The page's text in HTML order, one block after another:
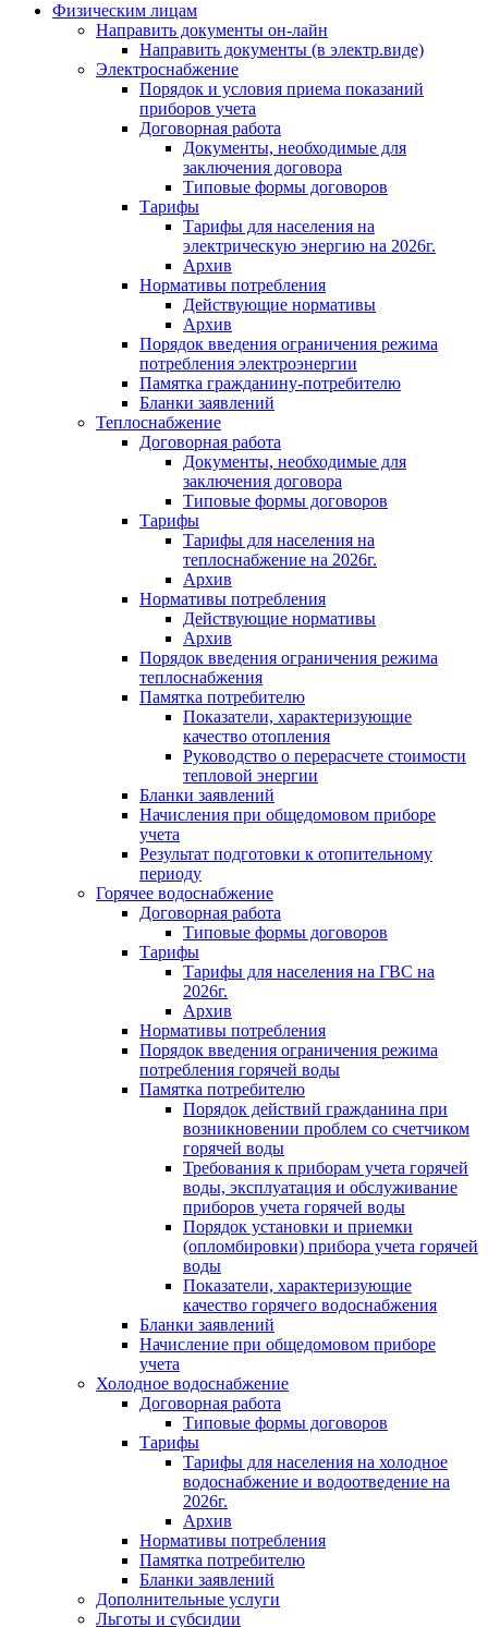
Физическим лицам
Направить документы он-лайн
Направить документы (в электр.виде)
Электроснабжение
Порядок и условия приема показаний
приборов учета
Договорная работа
Документы, необходимые для
заключения договора
Типовые формы договоров
Тарифы
Тарифы для населения на
электрическую энергию на 2026г.
Архив
Нормативы потребления
Действующие нормативы
Архив
Порядок введения ограничения режима
потребления электроэнергии
Памятка гражданину-потребителю
Бланки заявлений
Теплоснабжение
Договорная работа
Документы, необходимые для
заключения договора
Типовые формы договоров
Тарифы
Тарифы для населения на
теплоснабжение на 2026г.
Архив
Нормативы потребления
Действующие нормативы
Архив
Порядок введения ограничения режима
теплоснабжения
Памятка потребителю
Показатели, характеризующие
качество отопления
Руководство о перерасчете стоимости
тепловой энергии
Бланки заявлений
Начисления при общедомовом приборе
учета
Результат подготовки к отопительному
периоду
Горячее водоснабжение
Договорная работа
Типовые формы договоров
Тарифы
Тарифы для населения на ГВС на
2026г.
Архив
Нормативы потребления
Порядок введения ограничения режима
потребления горячей воды
Памятка потребителю
Порядок действий гражданина при
возникновении проблем со счетчиком
горячей воды
Требования к приборам учета горячей
воды, эксплуатация и обслуживание
приборов учета горячей воды
Порядок установки и приемки
(опломбировки) прибора учета горячей
воды
Показатели, характеризующие
качество горячего водоснабжения
Бланки заявлений
Начисление при общедомовом приборе
учета
Холодное водоснабжение
Договорная работа
Типовые формы договоров
Тарифы
Тарифы для населения на холодное
водоснабжение и водоотведение на
2026г.
Архив
Нормативы потребления
Памятка потребителю
Бланки заявлений
Дополнительные услуги
Льготы и субсидии